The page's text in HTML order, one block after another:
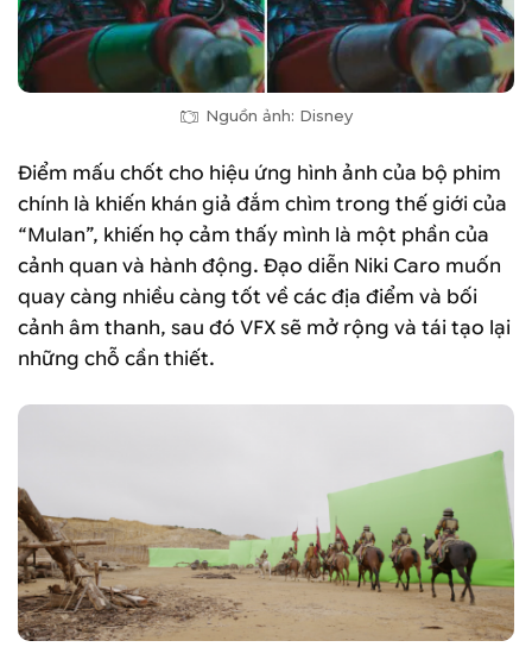
Nguồn ảnh: Disney
Điểm mấu chốt cho hiệu ứng hình ảnh của bộ phim
chính là khiến khán giả đắm chìm trong thế giới của
“Mulan”, khiến họ cảm thấy mình là một phần của
cảnh quan và hành động. Đạo diễn Niki Caro muốn
quay càng nhiều càng tốt về các địa điểm và bối
cảnh âm thanh, sau đó VFX sẽ mở rộng và tái tạo lại
những chỗ cần thiết.